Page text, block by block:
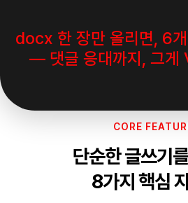
docx 한 장만 올리면, 6
— 댓글 응대까지, 그게
CORE
단순한 글쓰기
8가지 핵심